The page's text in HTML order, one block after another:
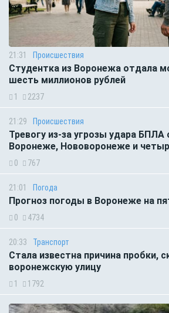
21:31 Происшествия
Студентка из Воронежа отдала
шесть миллионов рублей
1 2237
21:29 Происшествия
Тревогу из-за угрозы удара БПЛА
Воронеже, Нововоронеже и
0 767
21:01 Погода
Прогноз погоды в Воронеже на
0 4734
20:33 Транспорт
Стала известна причина пробки,
воронежскую улицу
1 1792